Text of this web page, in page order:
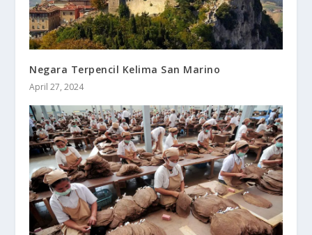
Negara Terpencil Kelima San Marino
April 27, 2024